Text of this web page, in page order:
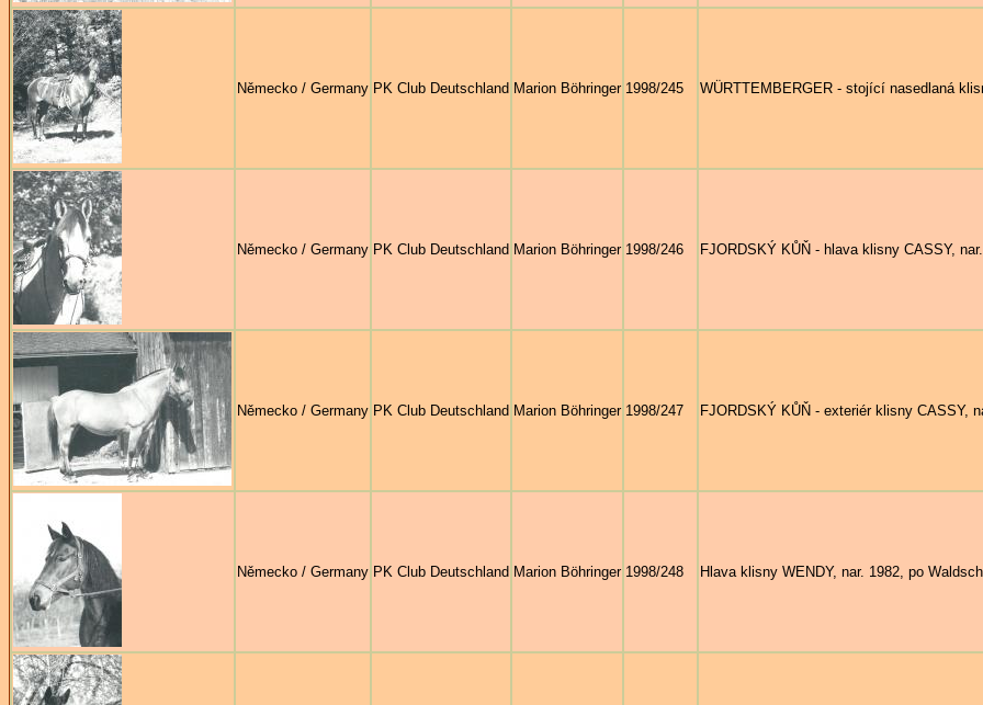
Německo / Germany PK Club Deutschland Marion Böhringer 1998/245 WÜRTTEMBERGER - stojící nasedlaná
Německo / Germany PK Club Deutschland Marion Böhringer 1998/246 FJORDSKÝ KŮŇ - hlava klisny CASSY,
Německo / Germany PK Club Deutschland Marion Böhringer 1998/247 FJORDSKÝ KŮŇ - exteriér klisny CASSY,
Německo / Germany PK Club Deutschland Marion Böhringer 1998/248 Hlava klisny WENDY, nar. 1982, po